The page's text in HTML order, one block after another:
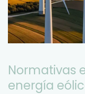
Normativas
energía